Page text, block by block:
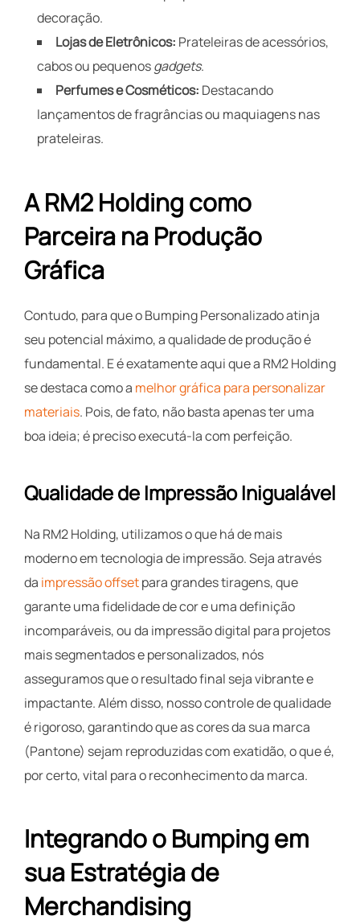
decoração.
Lojas de Eletrônicos: Prateleiras de acessórios,
cabos ou pequenosgadgets.
Perfumes e Cosméticos: Destacando
lançamentos de fragrâncias ou maquiagens nas
prateleiras.
A RM2 Holding como
Parceira na Produção
Gráfica
Contudo, para que o Bumping Personalizado atinja
seu potencial máximo, a qualidade de produção é
fundamental. E é exatamente aqui que a RM2 Holding
se destaca como a melhor gráfica para personalizar
materiais. Pois, de fato, não basta apenas ter uma
boa ideia; é preciso executá-la com perfeição.
Qualidade de Impressão Inigualável
Na RM2 Holding, utilizamos o que há de mais
moderno em tecnologia de impressão. Seja através
da impressão offsetpara grandes tiragens, que
garante uma fidelidade de cor e uma definição
incomparáveis, ou da impressão digital para projetos
mais segmentados e personalizados, nós
asseguramos que o resultado final seja vibrante e
impactante. Além disso, nosso controle de qualidade
é rigoroso, garantindo que as cores da sua marca
(Pantone) sejam reproduzidas com exatidão, o que é,
por certo, vital para o reconhecimento da marca.
Integrando o Bumping em
sua Estratégia de
Merchandising